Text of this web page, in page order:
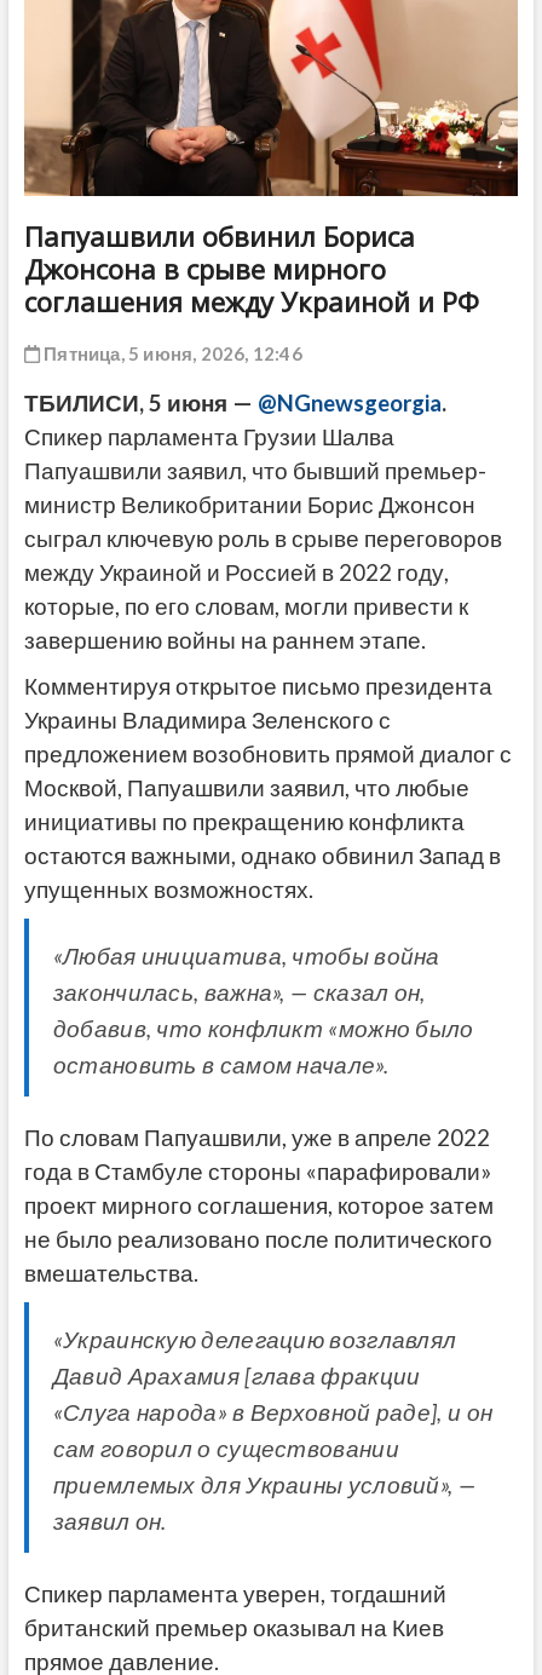
Папуашвили обвинил Бориса
Джонсона в срыве мирного
соглашения между Украиной и РФ
Пятница, 5 июня, 2026, 12:46
ТБИЛИСИ, 5 июня — @NGnewsgeorgia.
Спикер парламента Грузии Шалва
Папуашвили заявил, что бывший премьер-
министр Великобритании Борис Джонсон
сыграл ключевую роль в срыве переговоров
между Украиной и Россией в 2022 году,
которые, по его словам, могли привести к
завершению войны на раннем этапе.
Комментируя открытое письмо президента
Украины Владимира Зеленского с
предложением возобновить прямой диалог с
Москвой, Папуашвили заявил, что любые
инициативы по прекращению конфликта
остаются важными, однако обвинил Запад в
упущенных возможностях.
«Любая инициатива, чтобы война
закончилась, важна», — сказал он,
добавив, что конфликт «можно было
остановить в самом начале».
По словам Папуашвили, уже в апреле 2022
года в Стамбуле стороны «парафировали»
проект мирного соглашения, которое затем
не было реализовано после политического
вмешательства.
«Украинскую делегацию возглавлял
Давид Арахамия [глава фракции
«Слуга народа» в Верховной раде], и он
сам говорил о существовании
приемлемых для Украины условий», —
заявил он.
Спикер парламента уверен, тогдашний
британский премьер оказывал на Киев
прямое давление.